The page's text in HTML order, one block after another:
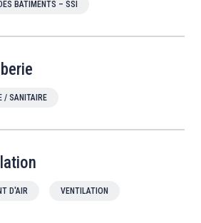
BÂTIMENTS – SSI
/ SANITAIRE
D'AIR VENTILATION